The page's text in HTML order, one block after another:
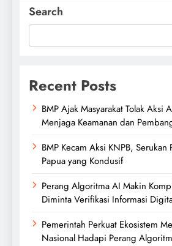
Search
Recent Posts
BMP Ajak Masyarakat Tolak Aksi
Menjaga Keamanan dan
BMP Kecam Aksi KNPB, Serukan
Papua yang Kondusif
Perang Algoritma AI Makin
Diminta Verifikasi Informasi
Pemerintah Perkuat Ekosistem
Nasional Hadapi Perang